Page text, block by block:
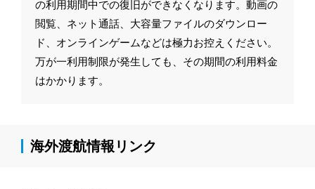
の利用期間中での復旧ができなくなります。動画の
閲覧、ネット通話、大容量ファイルのダウンロー
ド、オンラインゲームなどは極力お控えください。
万が一利用制限が発生しても、その期間の利用料金
はかかります。
海外渡航情報リンク